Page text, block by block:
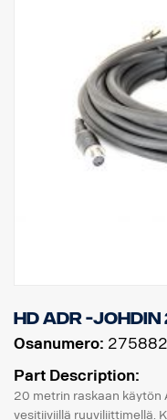
HD ADR -johdin
Osanumero:
Part Description:
20 metrin raskaan käytön
vesitiiviillä ruuviliittimellä.